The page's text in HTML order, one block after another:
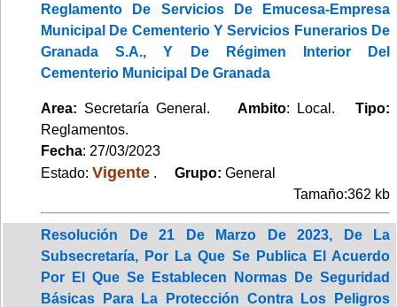
Reglamento De Servicios De Emucesa-Empresa
Municipal De Cementerio Y Servicios Funerarios De
Granada S.A., Y De Régimen Interior Del
Cementerio Municipal De Granada
Area: Secretaría General. Ambito: Local.Tipo:
Reglamentos.
Fecha: 27/03/2023
Estado: Vigente . Grupo: General
Tamaño:362 kb
Resolución De 21 De Marzo De 2023, De La
Subsecretaría, Por La Que Se Publica El Acuerdo
Por El Que Se Establecen Normas De Seguridad
Básicas Para La Protección Contra Los Peligros